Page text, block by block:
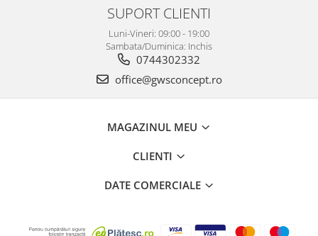
SUPORT CLIENTI
Luni-Vineri: 09:00 - 19:00
Sambata/Duminica: Inchis
0744302332
office@gwsconcept.ro
MAGAZINUL MEU
CLIENTI
DATE COMERCIALE